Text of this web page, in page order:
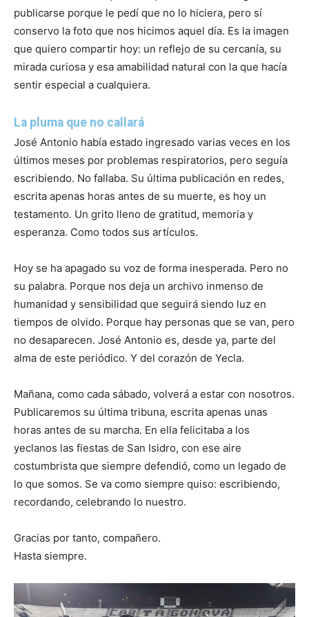
publicarse porque le pedí que no lo hiciera, pero sí
conservo la foto que nos hicimos aquel día. Es la imagen
que quiero compartir hoy: un reflejo de su cercanía, su
mirada curiosa y esa amabilidad natural con la que hacía
sentir especial a cualquiera.
La pluma que no callará
José Antonio había estado ingresado varias veces en los
últimos meses por problemas respiratorios, pero seguía
escribiendo. No fallaba. Su última publicación en redes,
escrita apenas horas antes de su muerte, es hoy un
testamento. Un grito lleno de gratitud, memoria y
esperanza. Como todos sus artículos.
Hoy se ha apagado su voz de forma inesperada. Pero no
su palabra. Porque nos deja un archivo inmenso de
humanidad y sensibilidad que seguirá siendo luz en
tiempos de olvido. Porque hay personas que se van, pero
no desaparecen. José Antonio es, desde ya, parte del
alma de este periódico. Y del corazón de Yecla.
Mañana, como cada sábado, volverá a estar con nosotros.
Publicaremos su última tribuna, escrita apenas unas
horas antes de su marcha. En ella felicitaba a los
yeclanos las fiestas de San Isidro, con ese aire
costumbrista que siempre defendió, como un legado de
lo que somos. Se va como siempre quiso: escribiendo,
recordando, celebrando lo nuestro.
Gracias por tanto, compañero.
Hasta siempre.